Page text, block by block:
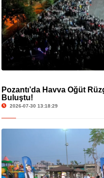
Pozantı’da Havva Öğüt
Buluştu!
2026-07-30 13:18:29